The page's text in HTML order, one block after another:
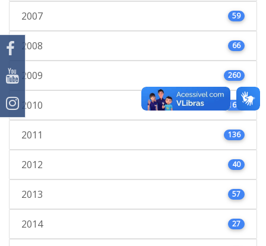
2007 59
2008 66
2009 260
2010 163
2011 136
2012 40
2013 57
2014 27